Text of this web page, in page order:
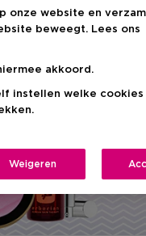
een
Klaar om te
onze website en
beweegt. Lees ons
akkoord.
instellen welke cookies
Weigeren